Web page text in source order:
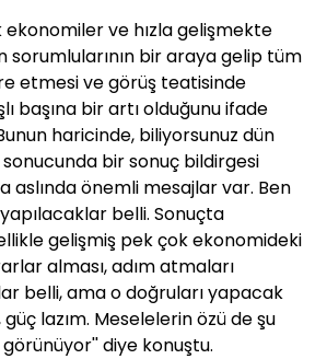
ekonomiler ve hızla gelişmekte
sorumlularının bir araya gelip tüm
etmesi ve görüş teatisinde
başına bir artı olduğunu ifade
haricinde, biliyorsunuz dün
bir sonuç bildirgesi
aslında önemli mesajlar var. Ben
belli. Sonuçta
gelişmiş pek çok ekonomideki
alması, adım atmaları
belli, ama o doğruları yapacak
güç lazım. Meselelerin özü de şu
diye konuştu.